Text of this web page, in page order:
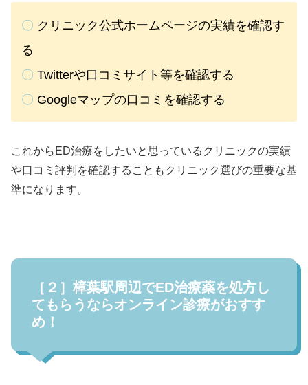
〇 クリニック公式ホームページの実績を確認す
る
〇 Twitterや口コミサイト等を確認する
〇 Googleマップの口コミを確認する
これからED治療をしたいと思っているクリニックの実績
や口コミ評判を確認することもクリニック選びの重要な基
準になります。
［２］樟葉駅周辺でED治療薬を処方し
てもらうならオンライン診療がおすす
め！